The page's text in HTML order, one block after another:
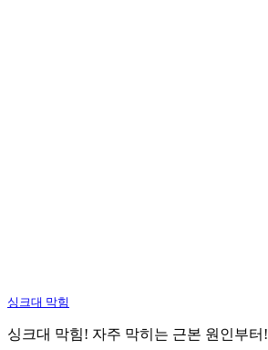
싱크대 막힘
싱크대 막힘! 자주 막히는 근본 원인부터!